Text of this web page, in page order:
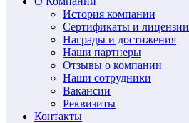
История компании
Сертификаты и лицензии
Награды и достижения
Наши партнеры
Отзывы о компании
Наши сотрудники
Вакансии
Реквизиты
Контакты